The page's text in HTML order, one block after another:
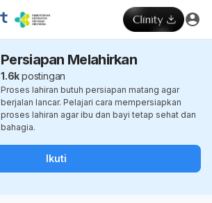
Persiapan Melahirkan
1.6kpostingan
Proses lahiran butuh persiapan matang agar
berjalan lancar. Pelajari cara mempersiapkan
proses lahiran agar ibu dan bayi tetap sehat dan
bahagia.
Ikuti